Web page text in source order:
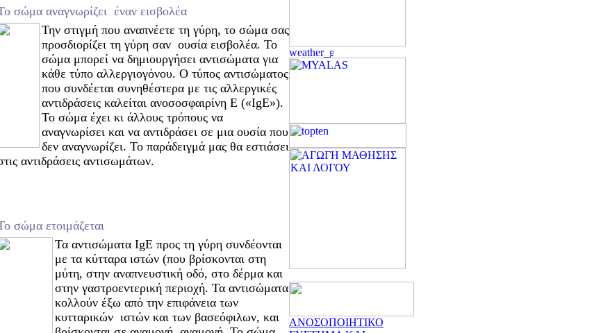
σώμα αναγνωρίζει έναν εισβολέα
Την στιγμή που αναπνέετε τη γύρη, το σώμα σας
προσδιορίζει τη γύρη σαν ουσία εισβολέα. Το
σώμα μπορεί να δημιουργήσει αντισώματα για
κάθε τύπο αλλεργιογόνου. Ο τύπος αντισώματος
που συνδέεται συνηθέστερα με τις αλλεργικές
αντιδράσεις καλείται ανοσοσφαιρίνη Ε («IgE»).
Το σώμα έχει κι άλλους τρόπους να
αναγνωρίσει και να αντιδράσει σε μια ουσία που
δεν αναγνωρίζει. Το παράδειγμά μας θα εστιάσει
αντιδράσεις αντισωμάτων.
σώμα ετοιμάζεται
Τα αντισώματα IgE προς τη γύρη συνδέονται
με τα κύτταρα ιστών (που βρίσκονται στη
μύτη, στην αναπνευστική οδό, στο δέρμα και
στην γαστροεντερική περιοχή. Τα αντισώματα
κολλούν έξω από την επιφάνεια των
κυτταρικών ιστών και των βασεόφιλων, και
ΑΝΟΣΟΠΟΙΗΤΙΚΟ